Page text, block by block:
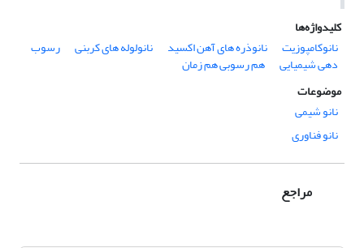
کلیدواژه‌ها
نانوکامپوزیت
نانوذره های آهن اکسید نانولوله های کربنی رسوب
دهی شیمیایی
هم رسوبی هم زمان
موضوعات
نانو شیمی
نانو فناوری
مراجع